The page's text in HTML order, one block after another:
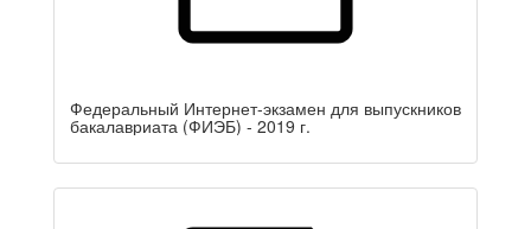
Федеральный Интернет-экзамен для выпускников
бакалавриата (ФИЭБ) - 2019 г.